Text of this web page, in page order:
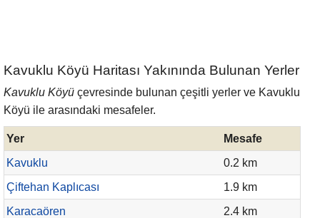
Kavuklu Köyü Haritası Yakınında Bulunan Yerler
Kavuklu Köyü çevresinde bulunan çeşitli yerler ve Kavuklu
Köyü ile arasındaki mesafeler.
Yer
Mesafe
Kavuklu
0.2 km
Çiftehan Kaplıcası
1.9 km
Karacaören
2.4 km